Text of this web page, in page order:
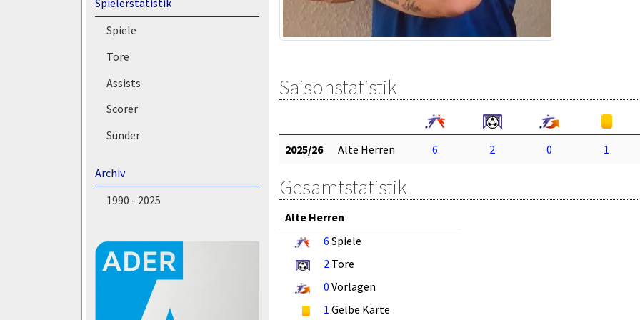
Spielerstatistik
Spiele
Tore
Assists
Scorer
Sünder
Archiv
1990 - 2025
Saisonstatistik
2025/26 Alte Herren 6 2 0 1
Gesamtstatistik
Alte Herren
6 Spiele
2 Tore
0 Vorlagen
1 Gelbe Karte